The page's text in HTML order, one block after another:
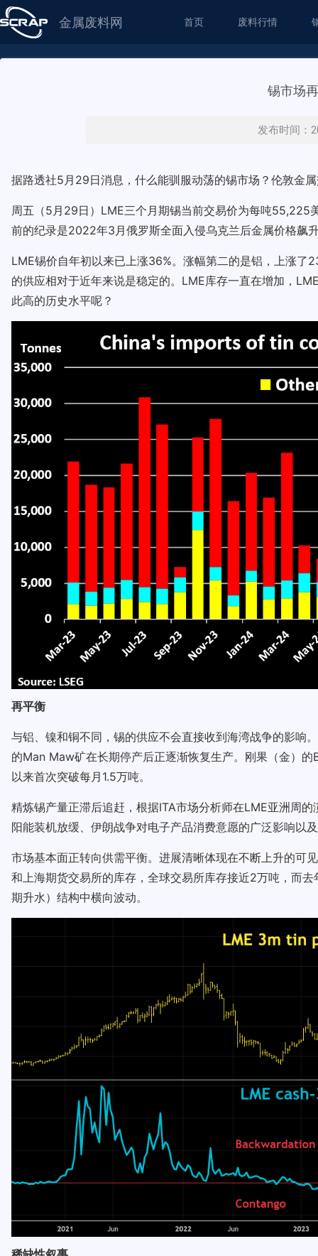
金属废料网 首页 废料行情
锡市场
发布时间：
据路透社5月29日消息，什么能驯服动荡的锡市场？伦敦金
周五（5月29日）LME三个月期锡当前交易价为每吨55,225
前的纪录是2022年3月俄罗斯全面入侵乌克兰后金属价格飙
LME锡价自年初以来已上涨36%。涨幅第二的是铝，上涨了
的供应相对于近年来说是稳定的。LME库存一直在增加，
此高的历史水平呢？
再平衡
与铝、镍和铜不同，锡的供应不会直接收到海湾战争的影响
的Man Maw矿在长期停产后正逐渐恢复生产。刚果（金）
以来首次突破每月1.5万吨。
精炼锡产量正滞后追赶，根据ITA市场分析师在LME亚洲周
阳能装机放缓、伊朗战争对电子产品消费意愿的广泛影响以
市场基本面正转向供需平衡。进展清晰体现在不断上升的可
和上海期货交易所的库存，全球交易所库存接近2万吨，而
期升水）结构中横向波动。